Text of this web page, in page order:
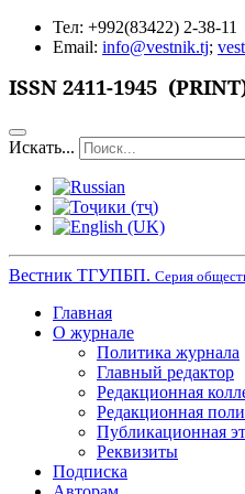
Тел: +992(83422) 2-38-11
Email: info@vestnik.tj;
ISSN 2411-1945
Искать...
Вестник ТГУПБП. Серия
Главная
О журнале
Политика журнала
Главный редактор
Редакционная
Редакционная
Публикационная
Реквизиты
Подписка